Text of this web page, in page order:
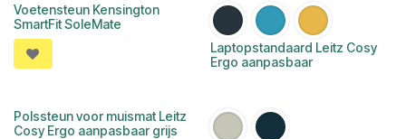
Voetensteun Kensington
SmartFit SoleMate
Laptopstandaard Leitz Cosy
Ergo aanpasbaar
Polssteun voor muismat Leitz
Cosy Ergo aanpasbaar grijs